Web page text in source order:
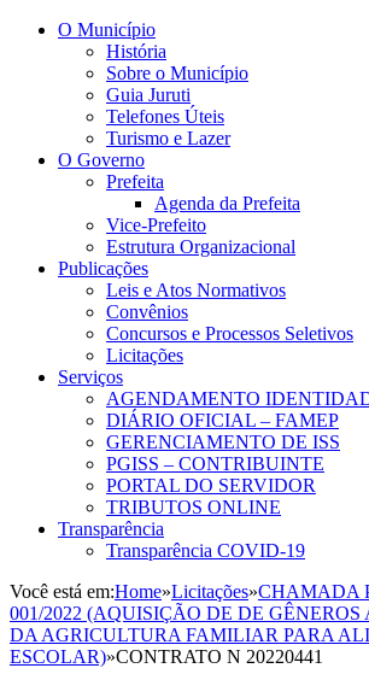
O Município
História
Sobre o Município
Guia Juruti
Telefones Úteis
Turismo e Lazer
O Governo
Prefeita
Agenda da Prefeita
Vice-Prefeito
Estrutura Organizacional
Publicações
Leis e Atos Normativos
Convênios
Concursos e Processos Seletivos
Licitações
Serviços
AGENDAMENTO
DIÁRIO OFICIAL – FAMEP
GERENCIAMENTO DE ISS
PGISS – CONTRIBUINTE
PORTAL DO SERVIDOR
TRIBUTOS ONLINE
Transparência
Transparência COVID-19
Você está em:Home»Licitações»CHAMADA
001/2022 (AQUISIÇÃO DE DE
DA AGRICULTURA FAMILIAR PARA
ESCOLAR)»CONTRATO N 20220441